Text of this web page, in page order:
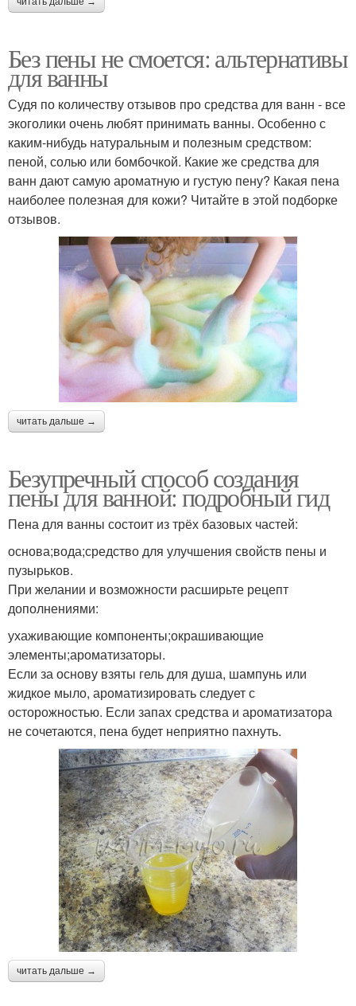
Без пены не смоется: альтернативы
для ванны
Судя по количеству отзывов про средства для ванн - все
экоголики очень любят принимать ванны. Особенно с
каким-нибудь натуральным и полезным средством:
пеной, солью или бомбочкой. Какие же средства для
ванн дают самую ароматную и густую пену? Какая пена
наиболее полезная для кожи? Читайте в этой подборке
отзывов.
читать дальше →
Безупречный способ создания
пены для ванной: подробный гид
Пена для ванны состоит из трёх базовых частей:
основа;вода;средство для улучшения свойств пены и
пузырьков.
При желании и возможности расширьте рецепт
дополнениями:
ухаживающие компоненты;окрашивающие
элементы;ароматизаторы.
Если за основу взяты гель для душа, шампунь или
жидкое мыло, ароматизировать следует с
осторожностью. Если запах средства и ароматизатора
не сочетаются, пена будет неприятно пахнуть.
читать дальше →